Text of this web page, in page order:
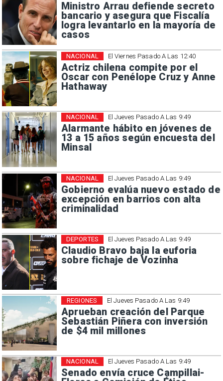
Ministro Arrau defiende secreto
bancario y asegura que Fiscalía
logra levantarlo en la mayoría de
casos
El Viernes Pasado A Las 12:40
Actriz chilena compite por el
Oscar con Penélope Cruz y Anne
Hathaway
NACIONAL
El Jueves Pasado A Las 9:49
Alarmante hábito en jóvenes de
13 a 15 años según encuesta del
Minsal
NACIONAL
El Jueves Pasado A Las 9:49
Gobierno evalúa nuevo estado de
excepción en barrios con alta
criminalidad
NACIONAL
El Jueves Pasado A Las 9:49
Claudio Bravo baja la euforia
sobre fichaje de Vozinha
DEPORTES
El Jueves Pasado A Las 9:49
Aprueban creación del Parque
Sebastián Piñera con inversión
de $4 mil millones
REGIONES
El Jueves Pasado A Las 9:49
Senado envía cruce Campillai-
NACIONAL